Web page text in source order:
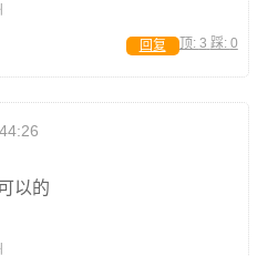
顶: 3 踩: 0
回复
以的